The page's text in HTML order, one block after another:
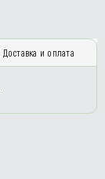
Доставка и оплата